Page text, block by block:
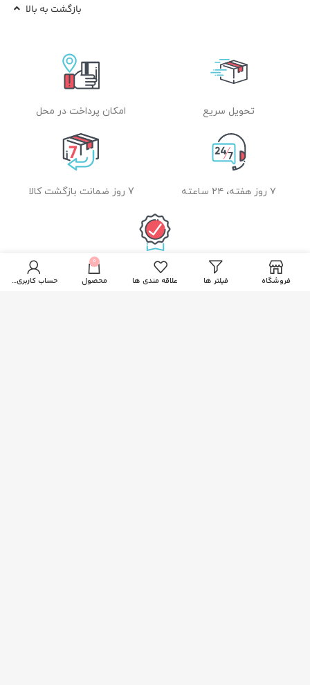
بازگشت به بالا
تحویل سریع امکان پرداخت در محل
۷ روز هفته، ۲۴ ساعته 7 روز ضمانت بازگشت کالا
ضمانت اصل بودن کالا
فروشگاه فیلتر ها علاقه مندی ها
0
محصول حساب کاربری من